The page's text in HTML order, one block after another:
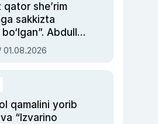
qator she’rim
sakkizta
Abdulla
siyosiy
asrab
01.08.2026
qamalini yorib
“Izvarino